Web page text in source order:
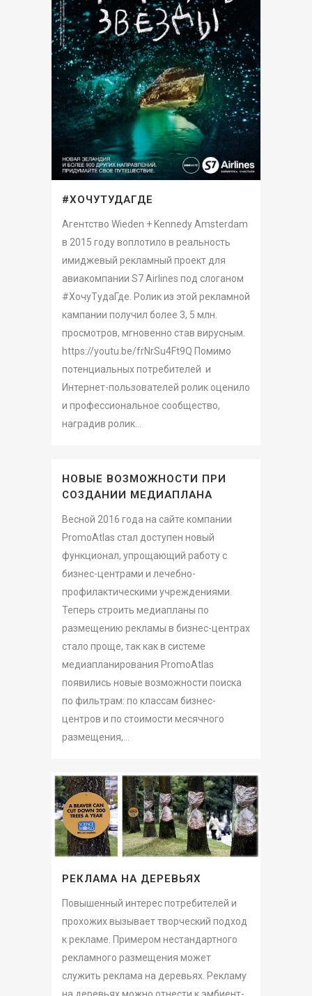
#ХОЧУТУДАГДЕ
Агентство Wieden + Kennedy Amsterdam
в 2015 году воплотило в реальность
имиджевый рекламный проект для
авиакомпании S7 Airlines под слоганом
#ХочуТудаГде. Ролик из этой рекламной
кампании получил более 3, 5 млн.
просмотров, мгновенно став вирусным.
https://youtu.be/frNrSu4Ft9Q Помимо
потенциальных потребителей и
Интернет-пользователей ролик оценило
и профессиональное сообщество,
наградив ролик...
НОВЫЕ ВОЗМОЖНОСТИ ПРИ
СОЗДАНИИ МЕДИАПЛАНА
Весной 2016 года на сайте компании
PromoAtlas стал доступен новый
функционал, упрощающий работу с
бизнес-центрами и лечебно-
профилактическими учреждениями.
Теперь строить медиапланы по
размещению рекламы в бизнес-центрах
стало проще, так как в системе
медиапланирования PromoAtlas
появились новые возможности поиска
по фильтрам: по классам бизнес-
центров и по стоимости месячного
размещения,...
РЕКЛАМА НА ДЕРЕВЬЯХ
Повышенный интерес потребителей и
прохожих вызывает творческий подход
к рекламе. Примером нестандартного
рекламного размещения может
служить реклама на деревьях. Рекламу